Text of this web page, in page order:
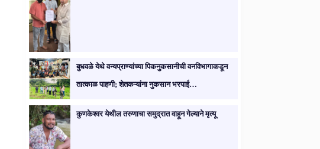
बुधवळे येथे वन्यप्राण्यांच्या पिकनुकसानीची वनविभागाकडून
तात्काळ पाहणी; शेतकऱ्यांना नुकसान भरपाई…
कुणकेश्वर येथील तरुणाचा समुद्रात वाहून गेल्याने मृत्यू